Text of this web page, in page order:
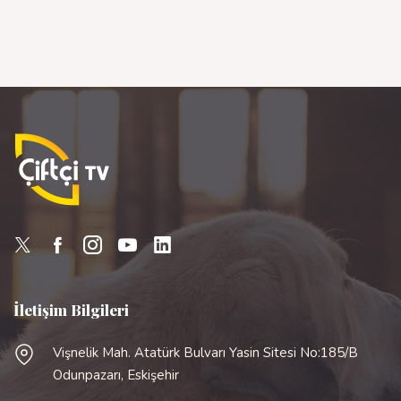
İletişim Bilgileri
Vişnelik Mah. Atatürk Bulvarı Yasin Sitesi No:185/B
Odunpazarı, Eskişehir